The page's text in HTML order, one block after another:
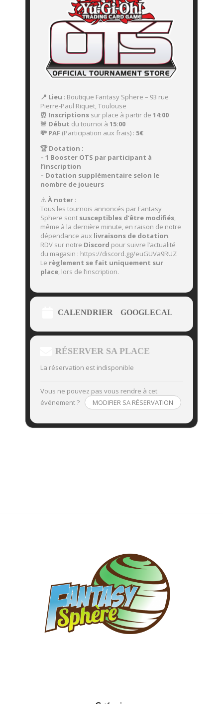
📍 Lieu : Boutique Fantasy Sphere – 93 rue
Pierre-Paul Riquet, Toulouse
⏰ Inscriptions sur place à partir de 14:00
🚨 Début du tournoi à 15:00
💸 PAF (Participation aux frais) : 5€
🏆 Dotation :
– 1 Booster OTS par participant à
l’inscription
– Dotation supplémentaire selon le
nombre de joueurs
⚠️À noter :
Tous les tournois annoncés par Fantasy
Sphere sont susceptibles d’être modifiés,
même à la dernière minute, en raison de notre
dépendance aux livraisons de dotation.
RDV sur notre Discord pour suivre l’actualité
du magasin : https://discord.gg/euGUVa9RUZ
Le règlement se fait uniquement sur
place, lors de l’inscription.
CALENDRIER GOOGLECAL
RÉSERVER SA PLACE
La réservation est indisponible
Vous ne pouvez pas vous rendre à cet
événement ?
MODIFIER SA RÉSERVATION